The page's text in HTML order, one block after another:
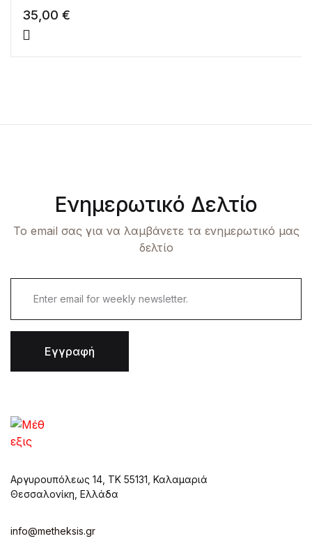
35,00 €
Ενημερωτικό Δελτίο
Το email σας για να λαμβάνετε τα ενημερωτικό μας
δελτίο
Εγγραφή
Αργυρουπόλεως 14, ΤΚ 55131, Καλαμαριά
Θεσσαλονίκη, Ελλάδα
info@metheksis.gr